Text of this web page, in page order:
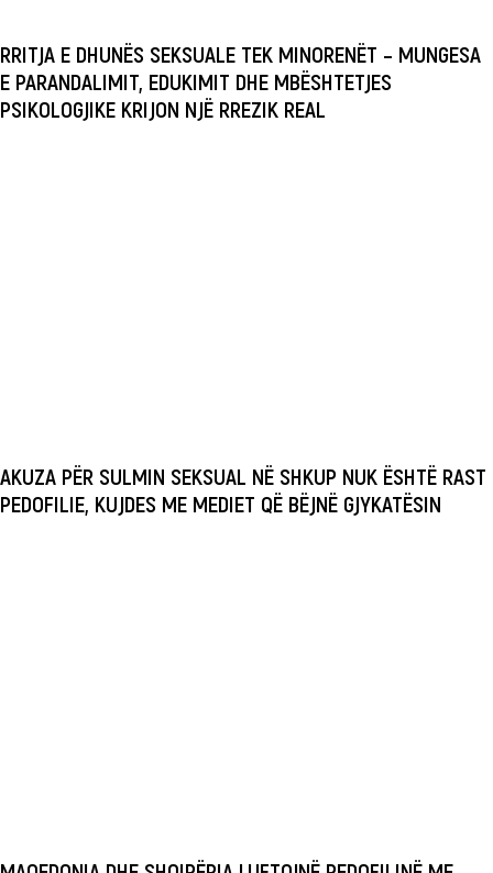
RRITJA E DHUNËS SEKSUALE TEK MINORENËT – MUNGESA
E PARANDALIMIT, EDUKIMIT DHE MBËSHTETJES
PSIKOLOGJIKE KRIJON NJË RREZIK REAL
AKUZA PËR SULMIN SEKSUAL NË SHKUP NUK ËSHTË RAST
PEDOFILIE, KUJDES ME MEDIET QË BËJNË GJYKATËSIN